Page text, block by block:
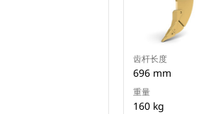
齿杆长度
696 mm
重量
160 kg